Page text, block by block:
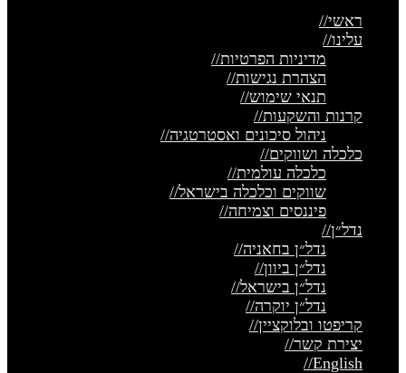
ראשי//
עלינו//
מדיניות הפרטיות//
הצהרת נגישות//
תנאי שימוש//
קרנות והשקעות//
ניהול סיכונים ואסטרטגיה//
כלכלה ושווקים//
כלכלה עולמית//
שווקים וכלכלה בישראל//
פיננסים וצמיחה//
נדל״ן//
נדל״ן בחאניה//
נדל״ן ביוון//
נדל״ן בישראל//
נדל״ן יוקרה//
קריפטו ובלוקציין//
יצירת קשר//
English
//